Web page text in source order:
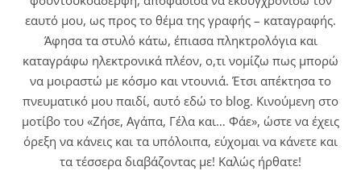
εαυτό μου, ως προς το θέμα της γραφής – καταγραφής.
Άφησα τα στυλό κάτω, έπιασα πληκτρολόγια και
καταγράφω ηλεκτρονικά πλέον, ο,τι νομίζω πως μπορώ
να μοιραστώ με κόσμο και ντουνιά. Έτσι απέκτησα το
πνευματικό μου παιδί, αυτό εδώ το blog. Κινούμενη στο
μοτίβο του «Ζήσε, Αγάπα, Γέλα και… Φάε», ώστε να έχεις
όρεξη να κάνεις και τα υπόλοιπα, εύχομαι να κάνετε και
τα τέσσερα διαβάζοντας με! Καλώς ήρθατε!